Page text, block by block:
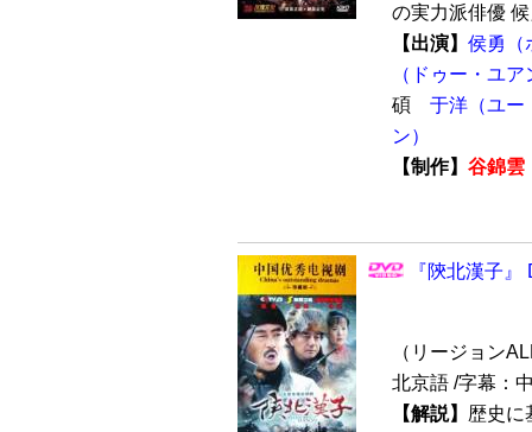
の実力派俳優
【出演】 侯勇（
（ドゥー・ユア
碩 于洋（ユー
ン）
【制作】 谷錦雲
『陝北漢子
（リージョン
北京語 /字幕：
【解説】 歴史に